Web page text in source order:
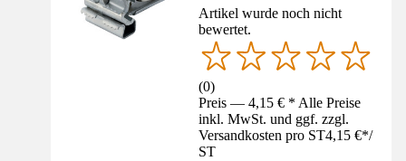
Artikel wurde noch nicht
bewertet.
(0)
Preis — 4,15 € * Alle Preise
inkl. MwSt. und ggf. zzgl.
Versandkosten pro ST4,15 €*/
ST